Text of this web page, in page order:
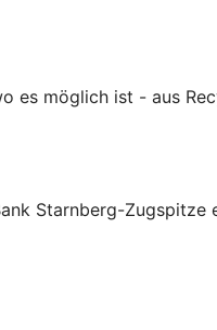
es möglich ist - aus
Starnberg-Zugspitze